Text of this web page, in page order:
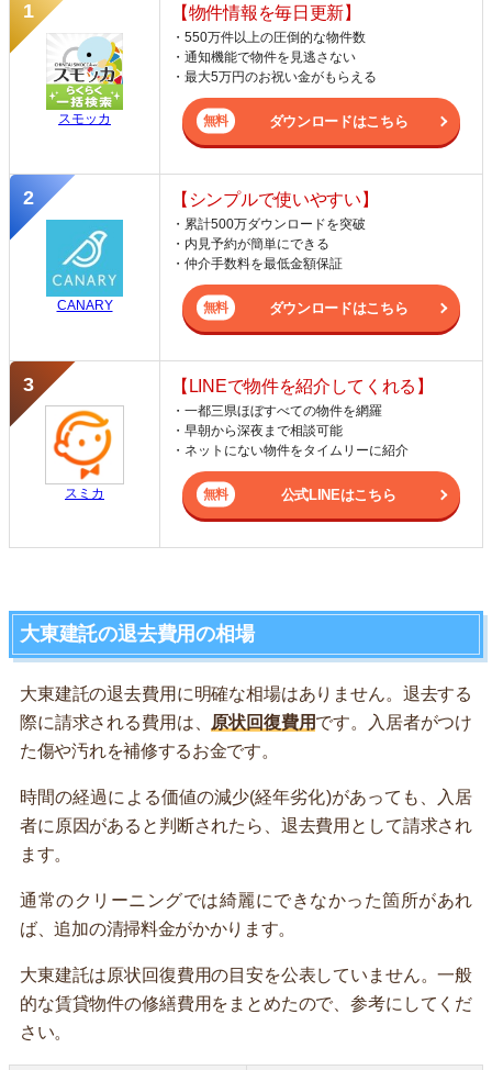
スモッカ
【物件情報を毎日更新】
・550万件以上の圧倒的な物件数
・通知機能で物件を見逃さない
・最大5万円のお祝い金がもらえる
ダウンロードはこちら
CANARY
【シンプルで使いやすい】
・累計500万ダウンロードを突破
・内見予約が簡単にできる
・仲介手数料を最低金額保証
ダウンロードはこちら
スミカ
【LINEで物件を紹介してくれる】
・一都三県ほぼすべての物件を網羅
・早朝から深夜まで相談可能
・ネットにない物件をタイムリーに紹介
公式LINEはこちら
大東建託の退去費用の相場
大東建託の退去費用に明確な相場はありません。退去する
際に請求される費用は、 原状回復費用です。入居者がつけ
た傷や汚れを補修するお金です。
時間の経過による価値の減少(経年劣化)があっても、入居
者に原因があると判断されたら、退去費用として請求され
ます。
通常のクリーニングでは綺麗にできなかった箇所があれ
ば、追加の清掃料金がかかります。
大東建託は原状回復費用の目安を公表していません。一般
的な賃貸物件の修繕費用をまとめたので、参考にしてくだ
さい。